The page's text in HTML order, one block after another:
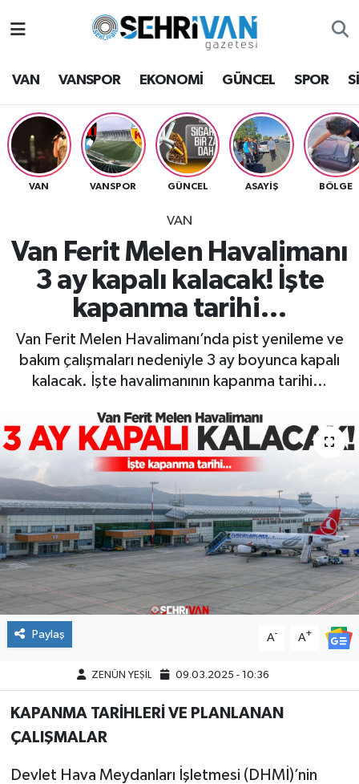
VAN VANSPOR EKONOMİ GÜNCEL SPOR
VAN VANSPOR GÜNCEL ASAYİŞ BÖLGE
VAN
Van Ferit Melen Havalimanı
3 ay kapalı kalacak! İşte
kapanma tarihi…
Van Ferit Melen Havalimanı’nda pist yenileme ve
bakım çalışmaları nedeniyle 3 ay boyunca kapalı
kalacak. İşte havalimanının kapanma tarihi…
Paylaş A- A+
ZENÜN YEŞİL 09.03.2025 - 10:36
KAPANMA TARİHLERİ VE PLANLANAN
ÇALIŞMALAR
Devlet Hava Meydanları İşletmesi (DHMİ)’nin
Van Hava Durumu
VAN Namaz Vakitleri
Van Trafik Yoğunluk Haritası
Süper Lig Puan Durumu ve Fikstür
Tüm Manşetler
Son Dakika Haberleri
Haber Arşivi